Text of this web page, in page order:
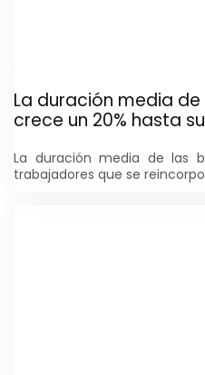
La duración media
crece un 20% hasta
La duración media de las
trabajadores que se